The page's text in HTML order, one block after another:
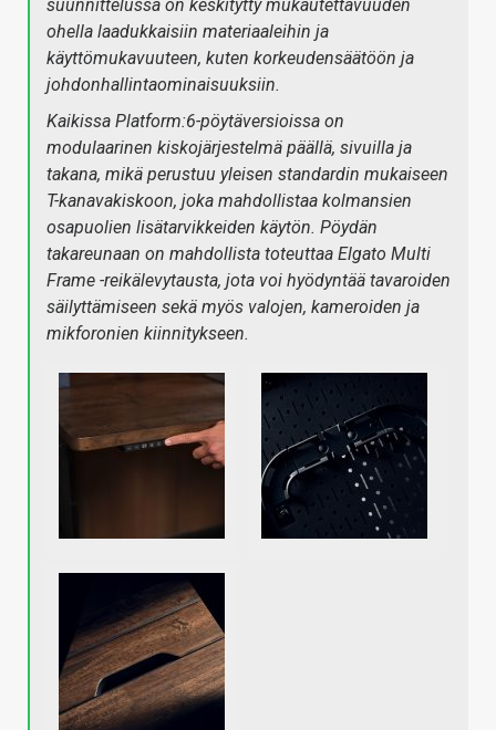
suunnittelussa on keskitytty mukautettavuuden
ohella laadukkaisiin materiaaleihin ja
käyttömukavuuteen, kuten korkeudensäätöön ja
johdonhallintaominaisuuksiin.
Kaikissa Platform:6-pöytäversioissa on
modulaarinen kiskojärjestelmä päällä, sivuilla ja
takana, mikä perustuu yleisen standardin mukaiseen
T-kanavakiskoon, joka mahdollistaa kolmansien
osapuolien lisätarvikkeiden käytön. Pöydän
takareunaan on mahdollista toteuttaa Elgato Multi
Frame -reikälevytausta, jota voi hyödyntää tavaroiden
säilyttämiseen sekä myös valojen, kameroiden ja
mikforonien kiinnitykseen.